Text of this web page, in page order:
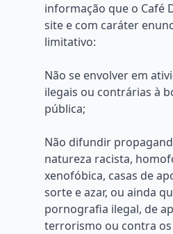
informação que o Café
site e com caráter
limitativo:
Não se envolver em
ilegais ou contrárias à
pública;
Não difundir
natureza racista,
xenofóbica, casas de
sorte e azar, ou ainda
pornografia ilegal, de
terrorismo ou contra